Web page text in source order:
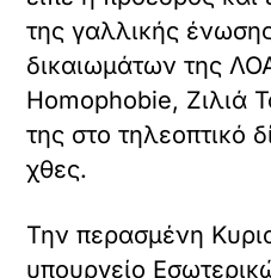
την ανησυχία της
της ΛΟΑΤΚΙ
οι πρώτοι μήνες
αυτό ακριβώς το
Franceinfo.